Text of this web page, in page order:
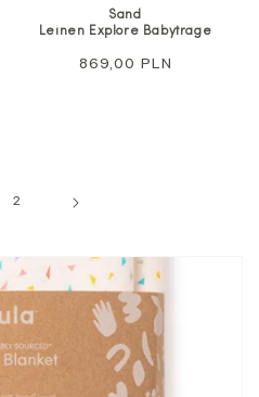
Sand
Leinen Explore Babytrage
Regulärer
869,00 PLN
2